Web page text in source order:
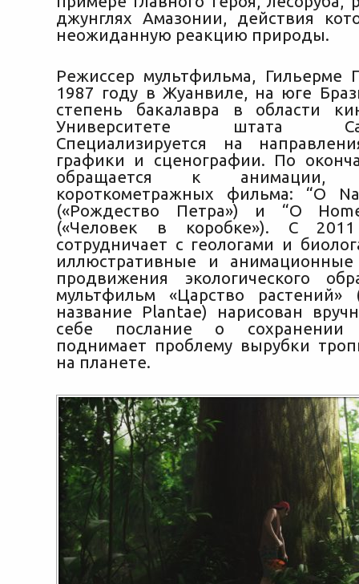
джунглях Амазонии, действия
неожиданную реакцию природы.
Режиссер мультфильма, Гильерме
1987 году в Жуанвиле, на юге
степень бакалавра в области
Университете штата
Специализируется на
графики и сценографии. По
обращается к анимации,
короткометражных фильма: “O
(«Рождество Петра») и “O
(«Человек в коробке»). С
сотрудничает с геологами и
иллюстративные и
продвижения экологического
мультфильм «Царство растений»
название Plantae) нарисован
себе послание о
поднимает проблему вырубки
на планете.